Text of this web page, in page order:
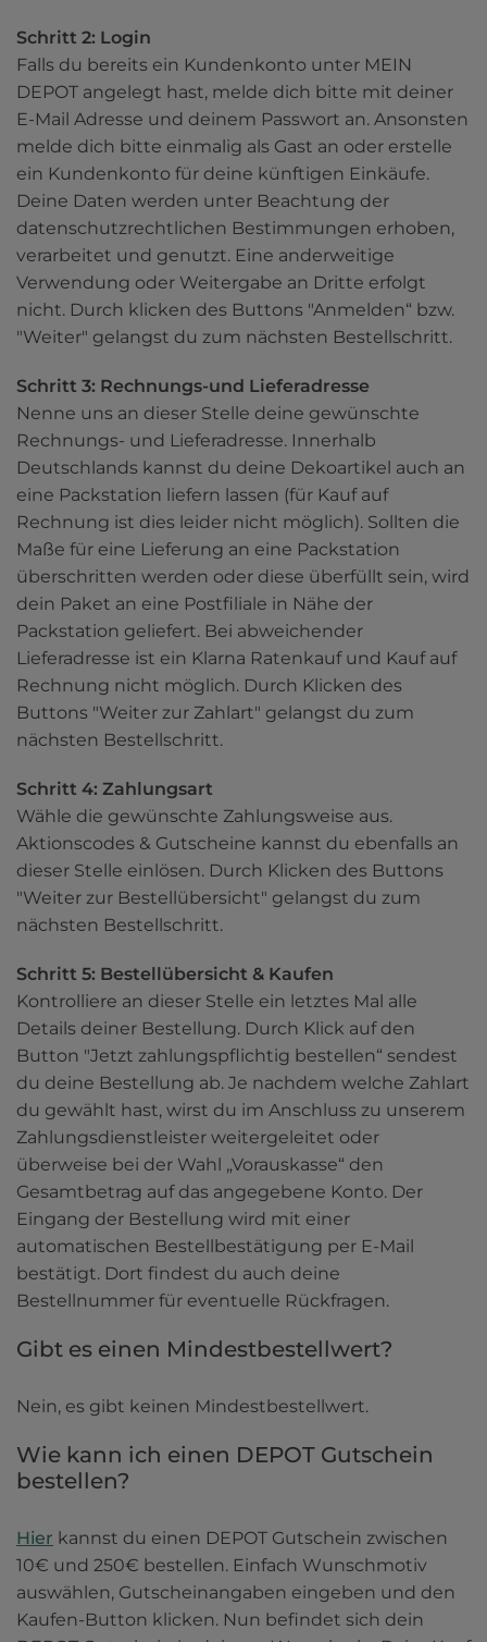
Schritt 2: Login
Falls du bereits ein Kundenkonto unter MEIN
DEPOT angelegt hast, melde dich bitte mit deiner
E-Mail Adresse und deinem Passwort an. Ansonsten
melde dich bitte einmalig als Gast an oder erstelle
ein Kundenkonto für deine künftigen Einkäufe.
Deine Daten werden unter Beachtung der
datenschutzrechtlichen Bestimmungen erhoben,
verarbeitet und genutzt. Eine anderweitige
Verwendung oder Weitergabe an Dritte erfolgt
nicht. Durch klicken des Buttons "Anmelden“ bzw.
"Weiter" gelangst du zum nächsten Bestellschritt.
Schritt 3: Rechnungs-und Lieferadresse
Nenne uns an dieser Stelle deine gewünschte
Rechnungs- und Lieferadresse. Innerhalb
Deutschlands kannst du deine Dekoartikel auch an
eine Packstation liefern lassen (für Kauf auf
Rechnung ist dies leider nicht möglich). Sollten die
Maße für eine Lieferung an eine Packstation
überschritten werden oder diese überfüllt sein, wird
dein Paket an eine Postfiliale in Nähe der
Packstation geliefert. Bei abweichender
Lieferadresse ist ein Klarna Ratenkauf und Kauf auf
Rechnung nicht möglich. Durch Klicken des
Buttons "Weiter zur Zahlart" gelangst du zum
nächsten Bestellschritt.
Schritt 4: Zahlungsart
Wähle die gewünschte Zahlungsweise aus.
Aktionscodes & Gutscheine kannst du ebenfalls an
dieser Stelle einlösen. Durch Klicken des Buttons
"Weiter zur Bestellübersicht" gelangst du zum
nächsten Bestellschritt.
Schritt 5: Bestellübersicht & Kaufen
Kontrolliere an dieser Stelle ein letztes Mal alle
Details deiner Bestellung. Durch Klick auf den
Button "Jetzt zahlungspflichtig bestellen“ sendest
du deine Bestellung ab. Je nachdem welche Zahlart
du gewählt hast, wirst du im Anschluss zu unserem
Zahlungsdienstleister weitergeleitet oder
überweise bei der Wahl „Vorauskasse“ den
Gesamtbetrag auf das angegebene Konto. Der
Eingang der Bestellung wird mit einer
automatischen Bestellbestätigung per E-Mail
bestätigt. Dort findest du auch deine
Bestellnummer für eventuelle Rückfragen.
Gibt es einen Mindestbestellwert?
Nein, es gibt keinen Mindestbestellwert.
Wie kann ich einen DEPOT Gutschein
bestellen?
Hier kannst du einen DEPOT Gutschein zwischen
10€ und 250€ bestellen. Einfach Wunschmotiv
auswählen, Gutscheinangaben eingeben und den
Kaufen-Button klicken. Nun befindet sich dein